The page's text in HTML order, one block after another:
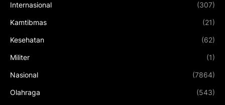
Internasional (307)
Kamtibmas (21)
Kesehatan (62)
Militer (1)
Nasional (7864)
Olahraga (543)